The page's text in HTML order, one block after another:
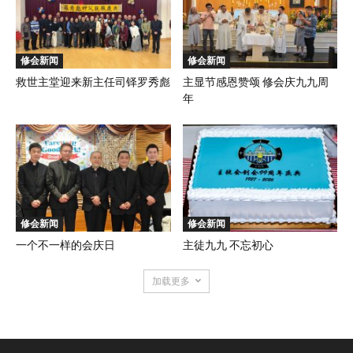
修会新闻
救世主堂迎来新主任司铎罗秀彪
修会新闻
主显节感恩赞颂 修会庆九九周
年
修会新闻
一个不一样的会庆日
修会新闻
主徒九九 不忘初心
加载更多